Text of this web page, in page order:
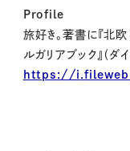
Profile
旅好き。著書に『北欧
ルガリアブック』（ダ
https : //i .fileweb